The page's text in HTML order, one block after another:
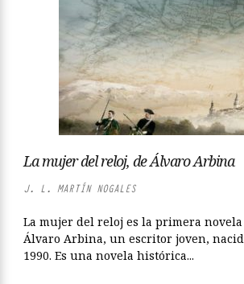
La mujer del reloj, de Álvaro Arbina
J. L. MARTÍN NOGALES
La mujer del reloj es la primera
Álvaro Arbina, un escritor joven,
1990. Es una novela histórica...